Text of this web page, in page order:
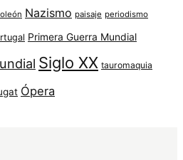
Nazismo paisaje periodismo
Primera Guerra Mundial
Siglo XX tauromaquia
Ópera